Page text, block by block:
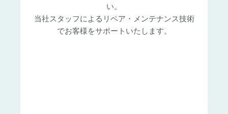
い。
当社スタッフによるリペア・メンテナンス技術
でお客様をサポートいたします。